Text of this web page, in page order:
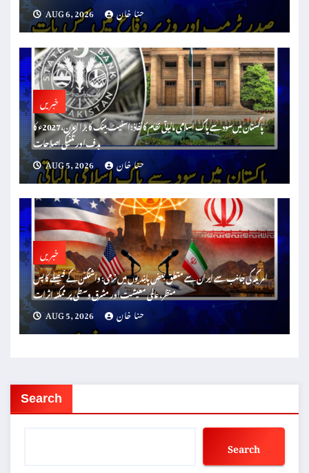
AUG 6, 2026
حنا خان
خبریں
پاکستان میں سود سے پاک اسلامی مالیاتی نظام کا نفاذ: اسٹیٹ بینک کا بڑا اعلان، 2027ء کا
ہدف اور تکنیکی اصلاحات
AUG 5, 2026
حنا خان
خبریں
امریکہ کی جانب سے ایران سے متعلق بعض پابندیوں میں نرمی: واشنگٹن کے فیصلے کا پس
منظر، عالمی معیشت اور مشرق وسطیٰ پر ممکنہ اثرات
AUG 5, 2026
حنا خان
Search
Search